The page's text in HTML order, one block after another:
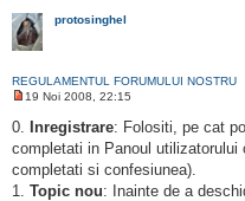
protosinghel
REGULAMENTUL FORUMULUI NOSTRU
e
s
a
n
19 Noi 2008, 22:15
0. Inregistrare: Folositi, pe cat
completati in Panoul
completati si confesiunea).
1. Topic nou: Inainte de a